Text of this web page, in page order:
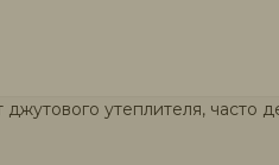
— здесь
покупки и доставки по
утеплителя, часто